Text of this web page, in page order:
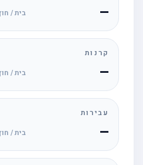
— בית / חוץ
קרנות
— בית / חוץ
עבירות
— בית / חוץ